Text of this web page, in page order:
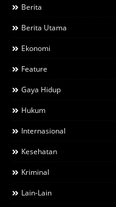
Berita
Berita Utama
Ekonomi
Feature
Gaya Hidup
Hukum
Internasional
Kesehatan
Kriminal
Lain-Lain